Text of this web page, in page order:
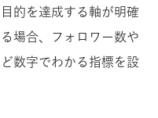
的を達成する軸が明確
場合、フォロワー数や
数字でわかる指標を設